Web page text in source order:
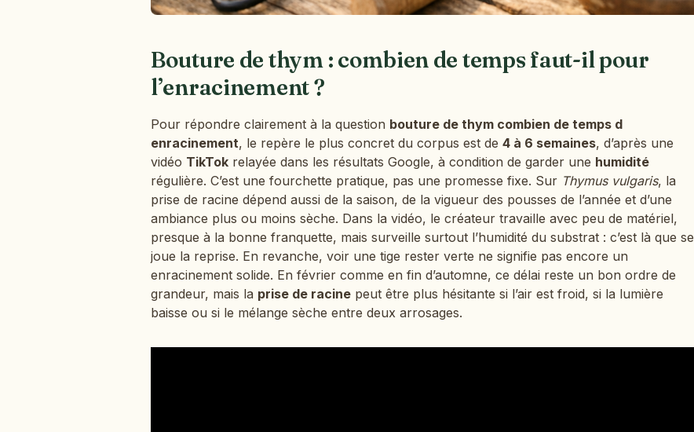
Bouture de thym : combien de temps faut-il pour
l’enracinement ?
Pour répondre clairement à la question bouture de thym combien de temps d
enracinement, le repère le plus concret du corpus est de 4 à 6 semaines, d’après une
vidéo TikTok relayée dans les résultats Google, à condition de garder une humidité
régulière. C’est une fourchette pratique, pas une promesse fixe. Sur Thymus vulgaris, la
prise de racine dépend aussi de la saison, de la vigueur des pousses de l’année et d’une
ambiance plus ou moins sèche. Dans la vidéo, le créateur travaille avec peu de matériel,
presque à la bonne franquette, mais surveille surtout l’humidité du substrat : c’est là que se
joue la reprise. En revanche, voir une tige rester verte ne signifie pas encore un
enracinement solide. En février comme en fin d’automne, ce délai reste un bon ordre de
grandeur, mais la prise de racine peut être plus hésitante si l’air est froid, si la lumière
baisse ou si le mélange sèche entre deux arrosages.